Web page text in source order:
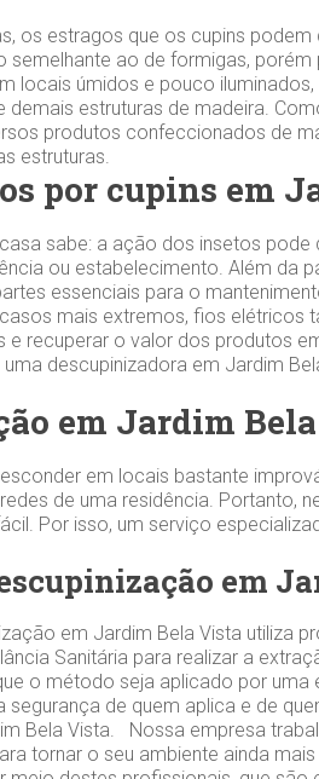
os estragos que os cupins podem
ao de formigas, porém
locais úmidos e pouco
demais estruturas de madeira.
produtos confeccionados de
estruturas.
por cupins em
sabe: a ação dos insetos
ou estabelecimento. Além da
essenciais para o
mais extremos, fios elétricos
e recuperar o valor dos produtos
descupinizadora em Jardim
em Jardim
em locais bastante
de uma residência. Portanto,
Por isso, um serviço
em
em Jardim Bela Vista utiliza
Sanitária para realizar a
o método seja aplicado por
segurança de quem aplica e de
Bela Vista. Nossa empresa
tornar o seu ambiente ainda